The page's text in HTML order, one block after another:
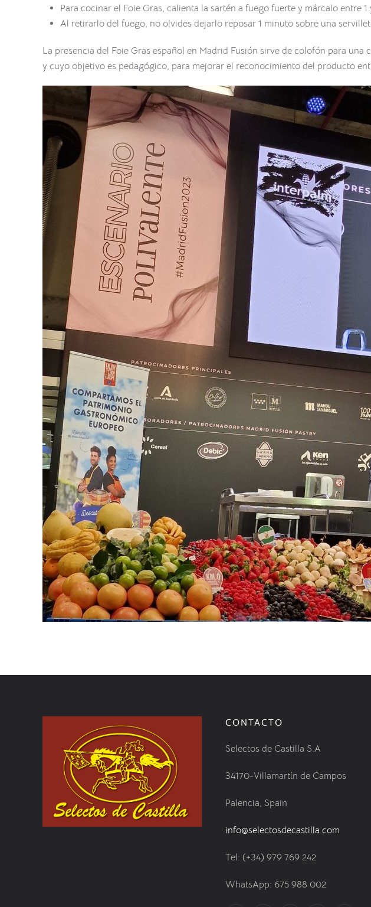
Para cocinar el Foie Gras, calienta la sartén a fuego fuerte y márcalo entre
Al retirarlo del fuego, no olvides dejarlo reposar 1 minuto sobre una
La presencia del Foie Gras español en Madrid Fusión sirve de colofón para
y cuyo objetivo es pedagógico, para mejorar el reconocimiento del producto
CONTACTO
Selectos de Castilla S.A
34170-Villamartín de Campos
Palencia, Spain
info@selectosdecastilla.com
Tel: (+34) 979 769 242
WhatsApp: 675 988 002